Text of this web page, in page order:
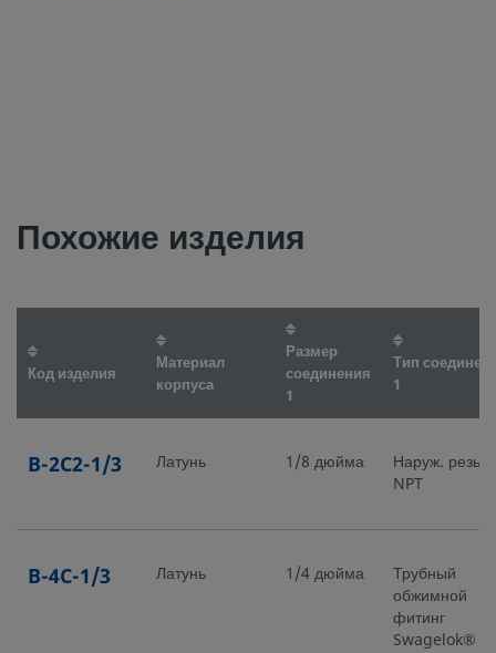
Похожие изделия
Код изделия
Материал
корпуса
Размер
соединения
1
Тип
1
B-2C2-1/3 Латунь 1/8 дюйма
Наруж.
NPT
B-4C-1/3 Латунь 1/4 дюйма
Трубный
обжимной
фитинг
Swagelok®